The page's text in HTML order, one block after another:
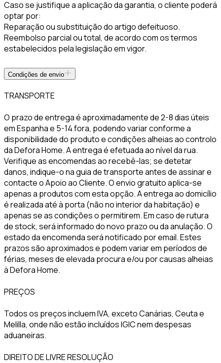
Caso se justifique a aplicação da garantia, o cliente poderá
optar por:
Reparação ou substituição do artigo defeituoso.
Reembolso parcial ou total, de acordo com os termos
estabelecidos pela legislação em vigor.
Condições de envio
TRANSPORTE
O prazo de entrega é aproximadamente de 2-8 dias úteis
em Espanha e 5-14 fora, podendo variar conforme a
disponibilidade do produto e condições alheias ao controlo
da Defora Home. A entrega é efetuada ao nível da rua.
Verifique as encomendas ao recebê-las; se detetar
danos, indique-o na guia de transporte antes de assinar e
contacte o Apoio ao Cliente. O envio gratuito aplica-se
apenas a produtos com esta opção. A entrega ao domicílio
é realizada até à porta (não no interior da habitação) e
apenas se as condições o permitirem. Em caso de rutura
de stock, será informado do novo prazo ou da anulação. O
estado da encomenda será notificado por email. Estes
prazos são aproximados e podem variar em períodos de
férias, meses de elevada procura e/ou por causas alheias
à Defora Home.
PREÇOS
Todos os preços incluem IVA, exceto Canárias, Ceuta e
Melilla, onde não estão incluídos IGIC nem despesas
aduaneiras.
DIREITO DE LIVRE RESOLUÇÃO